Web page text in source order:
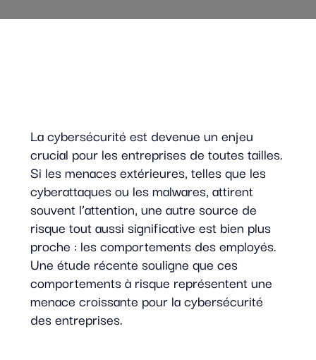
La cybersécurité est devenue un enjeu
crucial pour les entreprises de toutes tailles.
Si les menaces extérieures, telles que les
cyberattaques ou les malwares, attirent
souvent l’attention, une autre source de
risque tout aussi significative est bien plus
proche : les comportements des employés.
Une étude récente souligne que ces
comportements à risque représentent une
menace croissante pour la cybersécurité
des entreprises.